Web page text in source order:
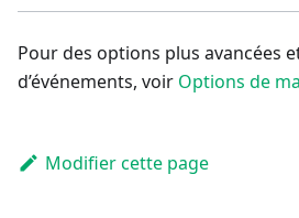
Pour des options plus avancées
d’événements, voir Options de
Modifier cette page